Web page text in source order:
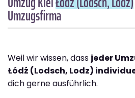
Umzugsfirma
Weil wir wissen, dass jeder
Łódź (Lodsch, Lodz)
dich gerne ausführlich.